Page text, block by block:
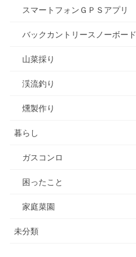
スマートフォンＧＰＳアプリ
バックカントリースノーボード
山菜採り
渓流釣り
燻製作り
暮らし
ガスコンロ
困ったこと
家庭菜園
未分類